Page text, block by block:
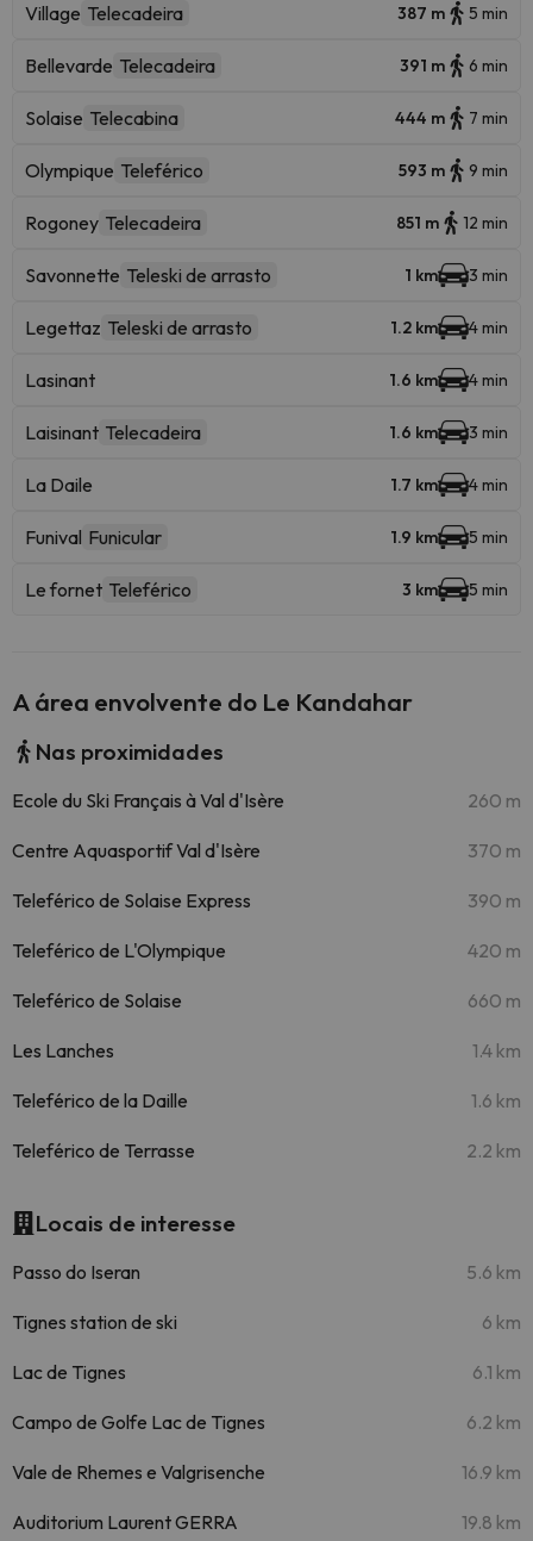
Village Telecadeira 387 m 5 min
Bellevarde Telecadeira 391 m 6 min
Solaise Telecabina 444 m 7 min
Olympique Teleférico 593 m 9 min
Rogoney Telecadeira 851 m 12 min
Savonnette Teleski de arrasto 1 km 3 min
Legettaz Teleski de arrasto 1.2 km 4 min
Lasinant 1.6 km 4 min
Laisinant Telecadeira 1.6 km 3 min
La Daile 1.7 km 4 min
Funival Funicular 1.9 km 5 min
Le fornet Teleférico 3 km 5 min
A área envolvente do Le Kandahar
Nas proximidades
Ecole du Ski Français à Val d'Isère 260 m
Centre Aquasportif Val d'Isère 370 m
Teleférico de Solaise Express 390 m
Teleférico de L'Olympique 420 m
Teleférico de Solaise 660 m
Les Lanches 1.4 km
Teleférico de la Daille 1.6 km
Teleférico de Terrasse 2.2 km
Locais de interesse
Passo do Iseran 5.6 km
Tignes station de ski 6 km
Lac de Tignes 6.1 km
Campo de Golfe Lac de Tignes 6.2 km
Vale de Rhemes e Valgrisenche 16.9 km
Auditorium Laurent GERRA 19.8 km